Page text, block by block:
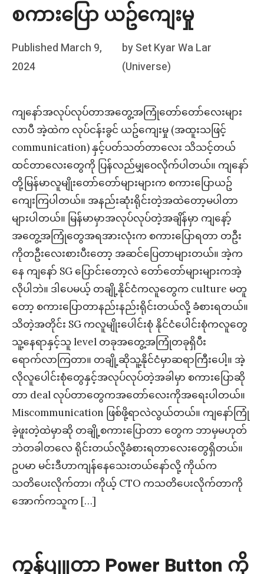
စကားပြော ယဥ်ကျေးမှု
Posted
on
Published March 9,
2024
bySet Kyar Wa Lar
(Universe)
ကျနော်အလုပ်လုပ်တာအတွေ့အကြုံတော်တော်လေးများ
လာပီ အဲ့ထဲက လုပ်ငန်းခွင် ယဥ်ကျေးမှု (အထူးသဖြင့်
communication) နှင့်ပတ်သတ်တာလေး သိသင့်တယ်
ထင်တာလေးတွေကို ပြန်လည်မျှဝေလိုက်ပါတယ်။ ကျနော်
တို့မြန်မာလူမျိုးတော်တော်များများက စကားပြောယဥ်
ကျေးကြပါတယ်။ အနည်းဆုံးရိုင်းတဲ့အထဲတော့မပါတာ
များပါတယ်။ မြန်မာမှာအလုပ်လုပ်တဲ့အချိန်မှာ ကျနော့်
အတွေ့အကြုံတွေအရအားလုံးက စကားပြောရတာ တဦး
ကိုတဦးလေးစားပီးတော့ အဆင်ပြေတာများတယ်။ အဲ့က
နေ ကျနော် SG ပြောင်းတော့လဲ တော်တော်များများကအဲ့
လိုပါဘဲ။ ဒါပေမယ့် တချို့နိုင်ငံကလူတွေက culture မတူ
တော့ စကားပြောတာနည်းနည်းရိုင်းတယ်လို့ ခံစားရတယ်။
သိတဲ့အတိုင်း SG ကလူမျိုးပေါင်းစုံ နိုင်ငံပေါင်းစုံကလူတွေ
သူ့နေရာနှင့်သူ level တခုအတွေ့အကြုံတခုရှိပီး
ရောက်လာကြတာ။ တချို့ဆိုသူ့နိုင်ငံမှာဆရာကြီးပေါ့။ အဲ့
လိုလူပေါင်းစုံတွေနှင့်အလုပ်လုပ်တဲ့အခါမှာ စကားပြောဆို
တာ deal လုပ်တာတွေကအတော်လေးကိုအရေးပါတယ်။
Miscommunication ဖြစ်ဖို့ရာလဲလွယ်တယ်။ ကျနော်ကြုံ
ခဲ့ဖူးတဲ့ထဲမှာဆို တချို့စကားပြောတာ တွေက ဘာမှမဟုတ်
ဘဲတခါတလေ ရိုင်းတယ်လို့ခံစားရတာလေးတွေရှိတယ်။
ဥပမာ မင်းဒီဟာကျန်နေသေးတယ်နော်လို့ ကိုယ်က
သတိပေးလိုက်တာ၊ ကိုယ့် CTO ကသတိပေးလိုက်တာကို
အောက်ကသူက […]
ကွန်ပျူတာ Power Button ကို